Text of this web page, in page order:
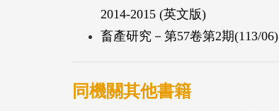
2014-2015 (英文版)
畜產研究－第57卷第2期(113/06)
同機關其他書籍